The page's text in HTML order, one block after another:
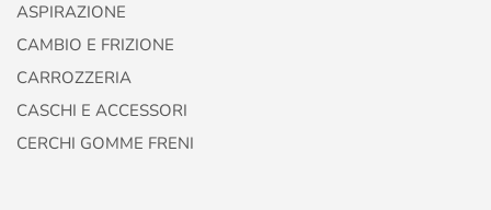
ASPIRAZIONE
CAMBIO E FRIZIONE
CARROZZERIA
CASCHI E ACCESSORI
CERCHI GOMME FRENI